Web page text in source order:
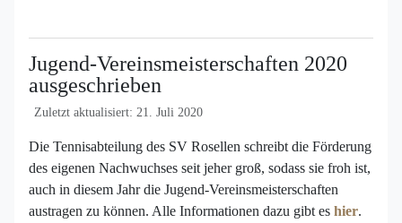
Jugend-Vereinsmeisterschaften 2020
ausgeschrieben
Zuletzt aktualisiert: 21. Juli 2020
Die Tennisabteilung des SV Rosellen schreibt die Förderung
des eigenen Nachwuchses seit jeher groß, sodass sie froh ist,
auch in diesem Jahr die Jugend-Vereinsmeisterschaften
austragen zu können. Alle Informationen dazu gibt es hier.